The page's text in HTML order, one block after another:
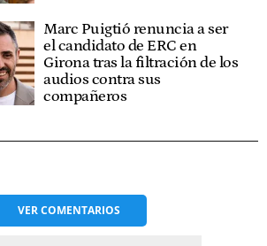
Marc Puigtió renuncia a ser
el candidato de ERC en
Girona tras la filtración de los
audios contra sus
compañeros
VERCOMENTARIOS